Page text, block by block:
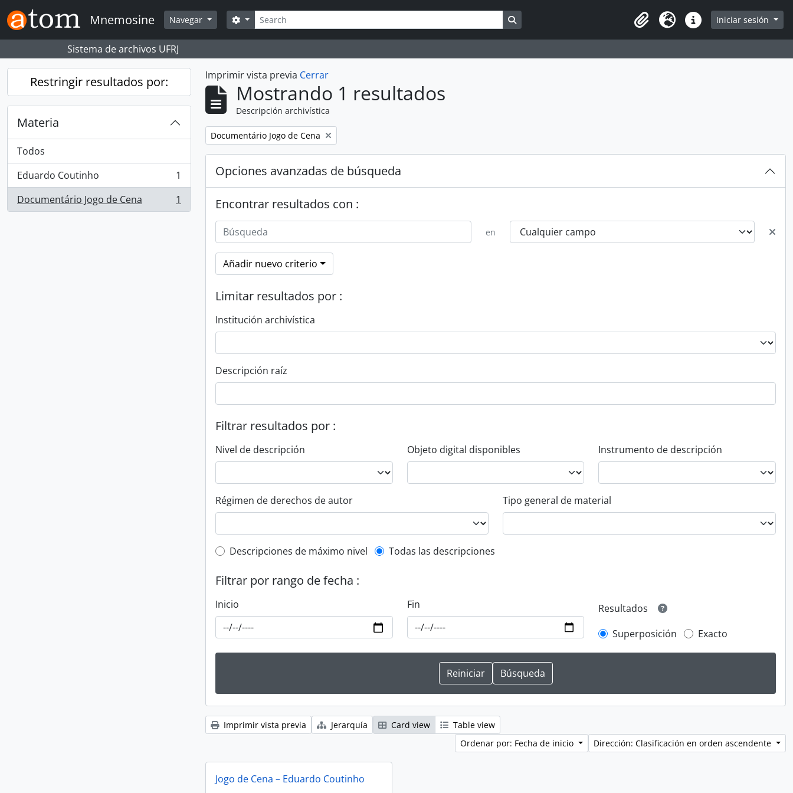
Skip to main content
Mnemosine Navegar Búsqueda
Search options
Clipboard
Idioma Enlaces rápidos
Iniciar sesión
Sistema de archivos UFRJ
Restringir resultados por:
Materia
Todos
Eduardo Coutinho
, 1 resultados
1
Documentário Jogo de Cena
, 1 resultados 1
Imprimir vista previa Cerrar
Mostrando 1 resultados
Descripción archivística
Remove filter:
Documentário Jogo de Cena
Opciones avanzadas de búsqueda
Encontrar resultados con :
en
Añadir nuevo criterio
Limitar resultados por :
Institución archivística
Descripción raíz
Filtrar resultados por :
Nivel de descripción Objeto digital disponibles Instrumento de descripción
Régimen de derechos de autor Tipo general de material
Top-level description filter
Descripciones de máximo nivel Todas las descripciones
Filtrar por rango de fecha :
Inicio Fin
Resultados
Superposición
Exacto
Imprimir vista previa Jerarquía Card view
Table view
Ordenar por: Fecha de inicio
Dirección: Clasificación en orden ascendente
Jogo de Cena – Eduardo Coutinho